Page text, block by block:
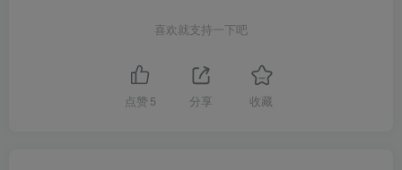
喜欢就支持一下吧
点赞 5 分享 收藏